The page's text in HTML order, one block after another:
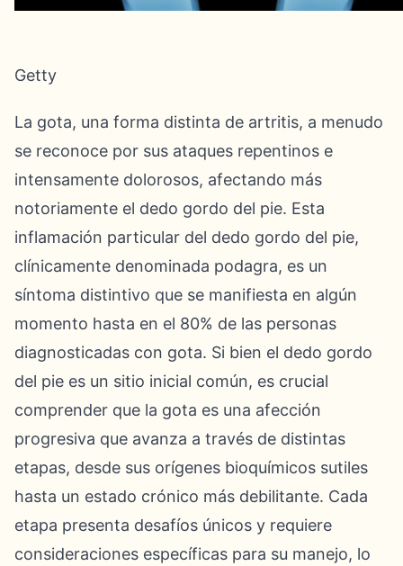
Getty
La gota, una forma distinta de artritis, a menudo
se reconoce por sus ataques repentinos e
intensamente dolorosos, afectando más
notoriamente el dedo gordo del pie. Esta
inflamación particular del dedo gordo del pie,
clínicamente denominada podagra, es un
síntoma distintivo que se manifiesta en algún
momento hasta en el 80% de las personas
diagnosticadas con gota. Si bien el dedo gordo
del pie es un sitio inicial común, es crucial
comprender que la gota es una afección
progresiva que avanza a través de distintas
etapas, desde sus orígenes bioquímicos sutiles
hasta un estado crónico más debilitante. Cada
etapa presenta desafíos únicos y requiere
consideraciones específicas para su manejo, lo